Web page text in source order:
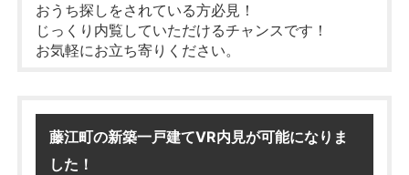
おうち探しをされている方必見！
じっくり内覧していただけるチャンスです！
お気軽にお立ち寄りください。
大垣市熊野町5丁目 ←詳細
藤江町の新築一戸建てVR内見が可能になりま
した！